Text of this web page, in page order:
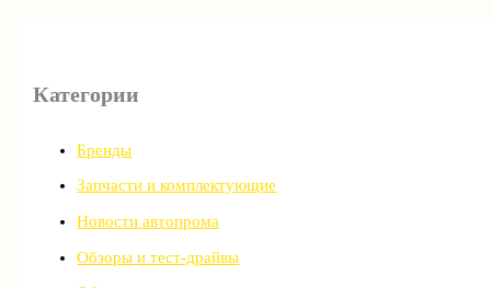
Категории
Бренды
Запчасти и комплектующие
Новости автопрома
Обзоры и тест-драйвы